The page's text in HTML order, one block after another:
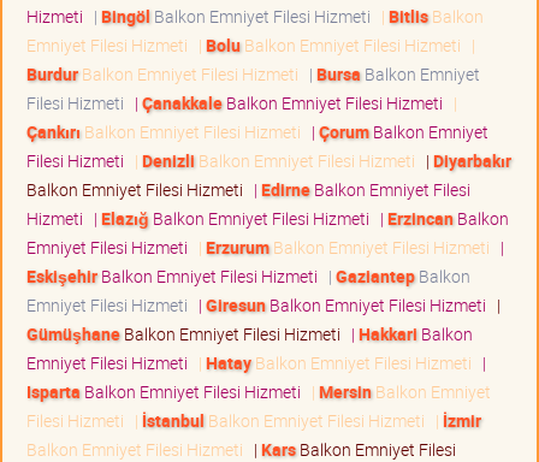
Hizmeti | Bingöl Balkon Emniyet Filesi Hizmeti | BitlisBalkon
Emniyet Filesi Hizmeti | BoluBalkon Emniyet Filesi Hizmeti |
BurdurBalkon Emniyet Filesi Hizmeti | Bursa Balkon Emniyet
Filesi Hizmeti | ÇanakkaleBalkon Emniyet Filesi Hizmeti |
Çankırı Balkon Emniyet Filesi Hizmeti | ÇorumBalkon Emniyet
Filesi Hizmeti | Denizli Balkon Emniyet Filesi Hizmeti | Diyarbakır
Balkon Emniyet Filesi Hizmeti | EdirneBalkon Emniyet Filesi
Hizmeti | Elazığ Balkon Emniyet Filesi Hizmeti | ErzincanBalkon
Emniyet Filesi Hizmeti | ErzurumBalkon Emniyet Filesi Hizmeti |
EskişehirBalkon Emniyet Filesi Hizmeti | GaziantepBalkon
Emniyet Filesi Hizmeti | GiresunBalkon Emniyet Filesi Hizmeti |
GümüşhaneBalkon Emniyet Filesi Hizmeti | Hakkari Balkon
Emniyet Filesi Hizmeti | HatayBalkon Emniyet Filesi Hizmeti |
Isparta Balkon Emniyet Filesi Hizmeti | MersinBalkon Emniyet
Filesi Hizmeti | İstanbul Balkon Emniyet Filesi Hizmeti | İzmir
Balkon Emniyet Filesi Hizmeti | KarsBalkon Emniyet Filesi